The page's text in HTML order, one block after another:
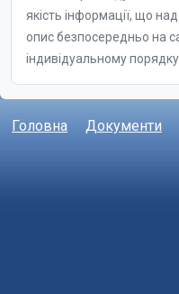
Головна Документи